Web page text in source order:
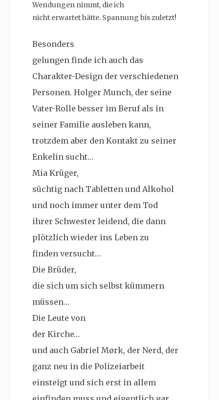
Wendungen nimmt, die ich
nicht erwartet hätte. Spannung bis zuletzt!
Besonders
gelungen finde ich auch das
Charakter-Design der verschiedenen
Personen. Holger Munch, der seine
Vater-Rolle besser im Beruf als in
seiner Familie ausleben kann,
trotzdem aber den Kontakt zu seiner
Enkelin sucht…
Mia Krüger,
süchtig nach Tabletten und Alkohol
und noch immer unter dem Tod
ihrer Schwester leidend, die dann
plötzlich wieder ins Leben zu
finden versucht…
Die Brüder,
die sich um sich selbst kümmern
müssen…
Die Leute von
der Kirche…
und auch Gabriel Mørk, der Nerd, der
ganz neu in die Polizeiarbeit
einsteigt und sich erst in allem